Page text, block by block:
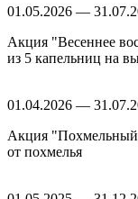
01.05.2026 —
Акция "Весеннее
из 5 капельниц на
01.04.2026 —
Акция "Похмельный
от похмелья